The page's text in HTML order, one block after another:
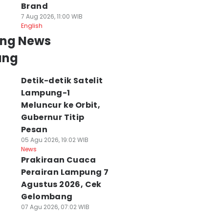
Brand
7 Aug 2026, 11:00 WIB
English
News
Detik-detik Satelit
Lampung-1
Meluncur ke Orbit,
Gubernur Titip
Pesan
05 Agu 2026, 19:02 WIB
News
Prakiraan Cuaca
Perairan Lampung 7
Agustus 2026, Cek
Gelombang
07 Agu 2026, 07:02 WIB